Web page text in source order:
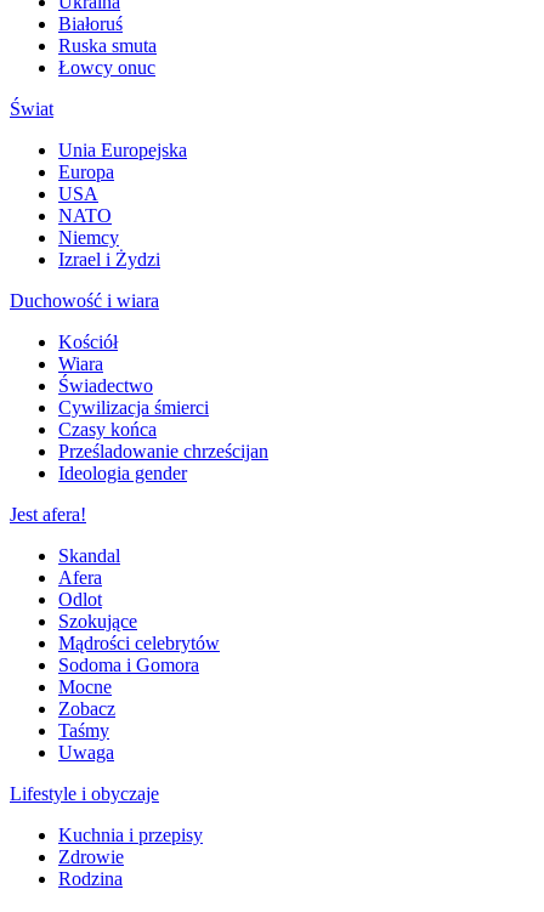
Białoruś
Ruska smuta
Łowcy onuc
Świat
Unia Europejska
Europa
USA
NATO
Niemcy
Izrael i Żydzi
Duchowość i wiara
Kościół
Wiara
Świadectwo
Cywilizacja śmierci
Czasy końca
Prześladowanie chrześcijan
Ideologia gender
Jest afera!
Skandal
Afera
Odlot
Szokujące
Mądrości celebrytów
Sodoma i Gomora
Mocne
Zobacz
Taśmy
Uwaga
Lifestyle i obyczaje
Kuchnia i przepisy
Zdrowie
Rodzina